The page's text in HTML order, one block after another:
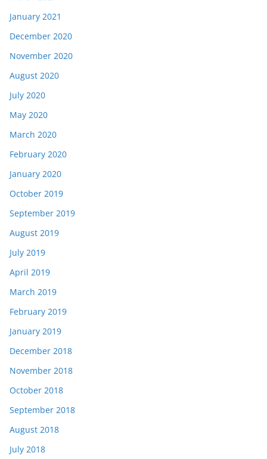
January 2021
December 2020
November 2020
August 2020
July 2020
May 2020
March 2020
February 2020
January 2020
October 2019
September 2019
August 2019
July 2019
April 2019
March 2019
February 2019
January 2019
December 2018
November 2018
October 2018
September 2018
August 2018
July 2018